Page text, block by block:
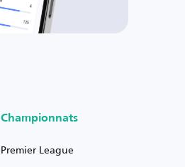
Championnats
Premier League